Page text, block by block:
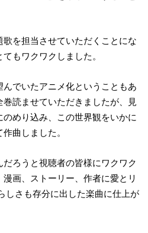
を担当させていただくことにな
もワクワクしました。
でいたアニメ化ということもあ
読ませていただきましたが、見
めり込み、この世界観をいかに
曲しました。
ろうと視聴者の皆様にワクワク
画、ストーリー、作者に愛とリ
しさも存分に出した楽曲に仕上が